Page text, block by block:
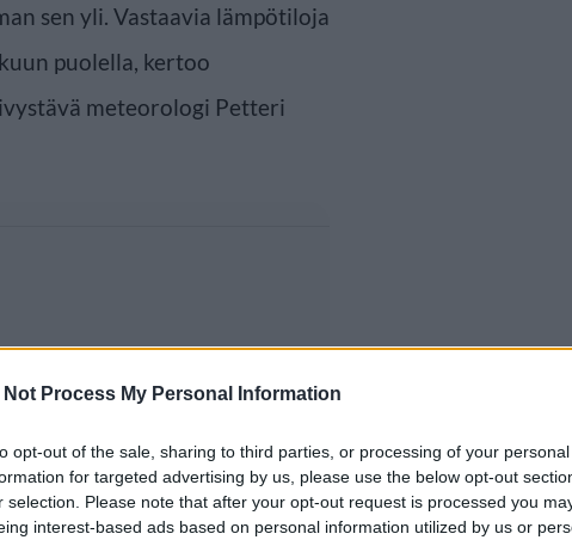
Not Process My Personal Information
opt-out of the sale, sharing to third parties, or processing of your
for targeted advertising by us, please use the below opt-out
selection. Please note that after your opt-out request is processed you
interest-based ads based on personal information utilized by us or
sen yli. Vastaavia lämpötiloja
puolella, kertoo
meteorologi Petteri